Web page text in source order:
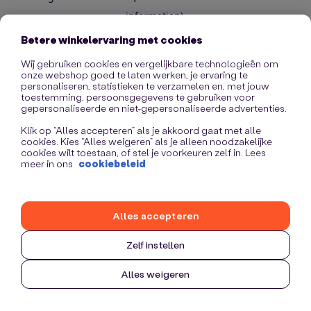
information).
Betere winkelervaring met cookies
Wij gebruiken cookies en vergelijkbare technologieën om
onze webshop goed te laten werken, je ervaring te
personaliseren, statistieken te verzamelen en, met jouw
toestemming, persoonsgegevens te gebruiken voor
gepersonaliseerde en niet-gepersonaliseerde advertenties.
Klik op “Alles accepteren” als je akkoord gaat met alle
cookies. Kies “Alles weigeren” als je alleen noodzakelijke
cookies wilt toestaan, of stel je voorkeuren zelf in. Lees
meer in ons cookiebeleid
Zelf instellen
Alles weigeren
Alles accepteren